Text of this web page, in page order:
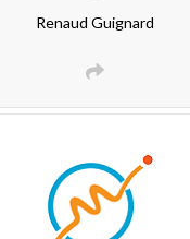
Renaud Guignard